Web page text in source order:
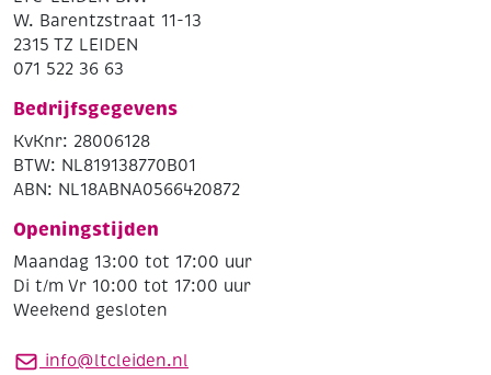
W. Barentzstraat 11-13
2315 TZ LEIDEN
071 522 36 63
Bedrijfsgegevens
KvKnr: 28006128
BTW: NL819138770B01
ABN: NL18ABNA0566420872
Openingstijden
Maandag 13:00 tot 17:00 uur
Di t/m Vr 10:00 tot 17:00 uur
Weekend gesloten
info@ltcleiden.nl